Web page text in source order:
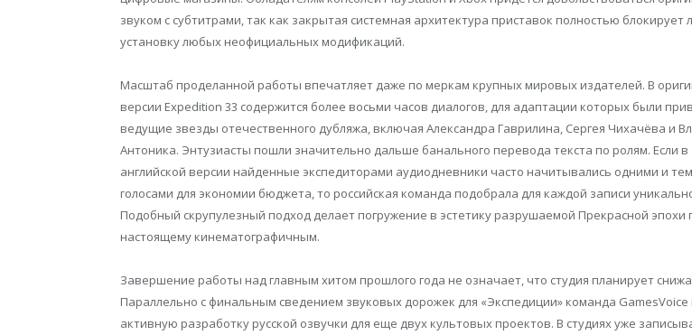
звуком с субтитрами, так как закрытая системная архитектура приставок полностью блокирует
установку любых неофициальных модификаций.
Масштаб проделанной работы впечатляет даже по меркам крупных мировых издателей. В
версии Expedition 33 содержится более восьми часов диалогов, для адаптации которых были
ведущие звезды отечественного дубляжа, включая Александра Гаврилина, Сергея Чихачёва и
Антоника. Энтузиасты пошли значительно дальше банального перевода текста по ролям. Если в
английской версии найденные экспедиторами аудиодневники часто начитывались одними и
голосами для экономии бюджета, то российская команда подобрала для каждой записи
Подобный скрупулезный подход делает погружение в эстетику разрушаемой Прекрасной эпохи
настоящему кинематографичным.
Завершение работы над главным хитом прошлого года не означает, что студия планирует
Параллельно с финальным сведением звуковых дорожек для «Экспедиции» команда GamesVoice
активную разработку русской озвучки для еще двух культовых проектов. В студиях уже